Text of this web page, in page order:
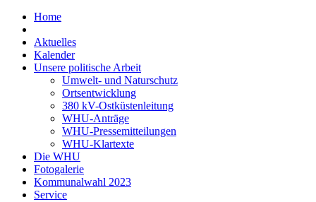
Home
Aktuelles
Kalender
Unsere politische Arbeit
Umwelt- und Naturschutz
Ortsentwicklung
380 kV-Ostküstenleitung
WHU-Anträge
WHU-Pressemitteilungen
WHU-Klartexte
Die WHU
Fotogalerie
Kommunalwahl 2023
Service